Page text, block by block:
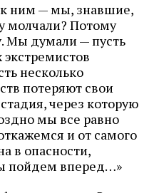
ним — мы, знавшие,
молчали? Потому
Мы думали — пусть
несколько
потеряют свои
через которую
мы все равно
и от самого
в опасности,
пойдем вперед…»